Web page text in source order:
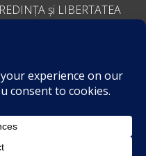
și LIBERTATEA
DE NOI
AUR
confidențialitate